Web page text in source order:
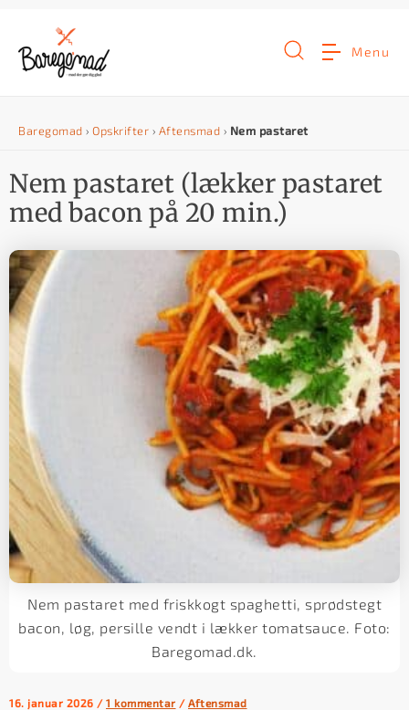
n
h
o
d
Menu
Baregomad › Opskrifter › Aftensmad › Nem pastaret
Nem pastaret (lækker pastaret
med bacon på 20 min.)
Nem pastaret med friskkogt spaghetti, sprødstegt
bacon, løg, persille vendt i lækker tomatsauce. Foto:
Baregomad.dk.
16. januar 2026 / 1 kommentar / Aftensmad